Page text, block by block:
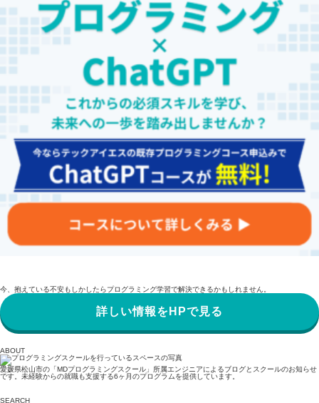
今、抱えている不安もしかしたらプログラミング学習で解決できるかもしれません。
詳しい情報をHPで見る
ABOUT
愛媛県松山市の「MDプログラミングスクール」所属エンジニアによるブログとスクールのお知らせ
です。未経験からの就職も支援する6ヶ月のプログラムを提供しています。
SEARCH